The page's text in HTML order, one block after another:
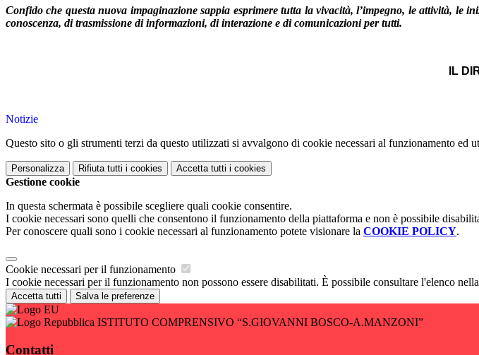
Confido che questa nuova impaginazione sappia esprimere tutta la vivacità, l’impegno, le attività,
conoscenza, di trasmissione di informazioni, di interazione e di comunicazioni per tutti.
IL
Notizie
Questo sito o gli strumenti terzi da questo utilizzati si avvalgono di cookie necessari al funzionamento ed
Personalizza Rifiuta tutti i cookies Accetta tutti i cookies
Gestione cookie
In questa schermata è possibile scegliere quali cookie consentire.
I cookie necessari sono quelli che consentono il funzionamento della piattaforma e non è possibile
Per conoscere quali sono i cookie necessari al funzionamento potete visionare la COOKIE POLICY.
Cookie necessari per il funzionamento
I cookie necessari per il funzionamento non possono essere disabilitati. È possibile consultare l'elenco
Accetta tutti Salva le preferenze
ISTITUTO COMPRENSIVO “S.GIOVANNI BOSCO-A.MANZONI”
Contatti